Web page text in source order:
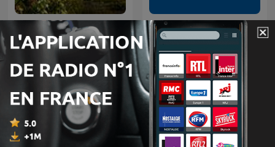
Tchernobyl - 1986-2026,
bombe à retardement
Coup d'œil à l'étranger